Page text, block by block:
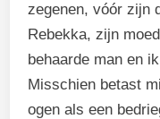
zegenen, vóór zijn
Rebekka, zijn
behaarde man en
Misschien betast
ogen als een